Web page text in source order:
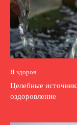
Я здоров
Целебные
оздоровление